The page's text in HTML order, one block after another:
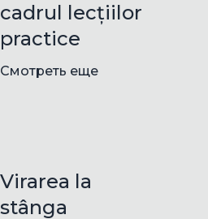
cadrul lecțiilor
practice
Смотреть еще
Virarea la
stânga